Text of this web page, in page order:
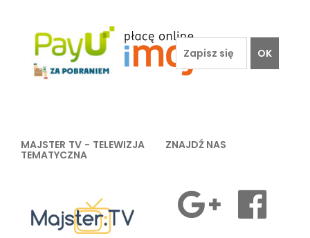
OK
MAJSTER TV - TELEWIZJA
TEMATYCZNA
ZNAJDŹ NAS